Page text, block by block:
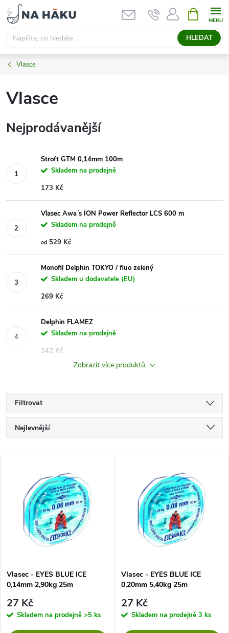
Přejít
na
obsah
HLEDAT
NÁKUPNÍ
KOŠÍK
Vlasce
Vlasce
Nejprodávanější
Stroft GTM 0,14mm 100m
Skladem na prodejně
173 Kč
Vlasec Awa´s ION Power Reflector LCS 600 m
Skladem na prodejně
od 529 Kč
Monofil Delphin TOKYO / fluo zelený
Skladem u dodavatele (EU)
269 Kč
Delphin FLAMEZ
Skladem na prodejně
242 Kč
Zobrazit více produktů
Filtrovat
Ř
a
p
r
Nejlevnější
Abecedně
s
p
r
Vlasec - EYES BLUE ICE
0,14mm 2,90kg 25m
27 Kč
Skladem na prodejně >5 ks
Vlasec - EYES BLUE ICE
0,20mm 5,40kg 25m
27 Kč
Skladem na prodejně 3 ks